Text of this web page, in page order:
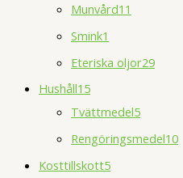
Munvård11
Smink1
Eteriska oljor29
Hushåll15
Tvättmedel5
Rengöringsmedel10
Kosttillskott5